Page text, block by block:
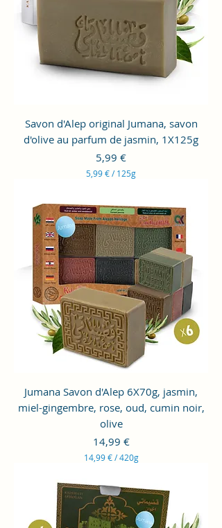
5
G
r
a
m
Savon d'Alep original Jumana, savon
d'olive au parfum de jasmin, 1X125g
Prix
5,99 €
5,99 €/125g
9
9
€
p
a
r
1
2
5
G
r
a
m
m
Jumana Savon d'Alep 6X70g, jasmin,
miel-gingembre, rose, oud, cumin noir,
olive
Prix
14,99 €
14,99 € /420g
,
9
9